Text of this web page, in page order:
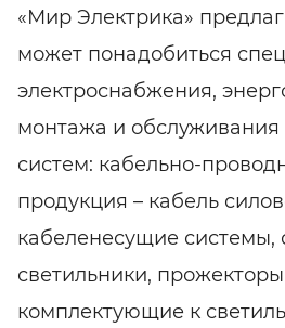
«Мир Электрика»
может понадобиться
электроснабжения,
монтажа и обслуживания
систем: кабельно-
продукция – кабель
кабеленесущие системы,
светильники,
комплектующие к